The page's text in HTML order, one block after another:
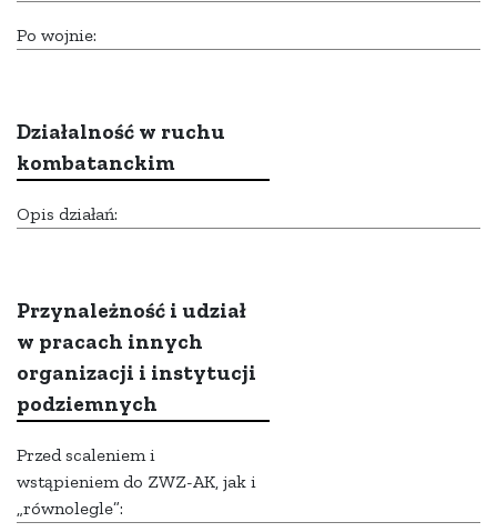
Po wojnie:
Działalność w ruchu
kombatanckim
Opis działań:
Przynależność i udział
w pracach innych
organizacji i instytucji
podziemnych
Przed scaleniem i
wstąpieniem do ZWZ-AK, jak i
„równolegle”: